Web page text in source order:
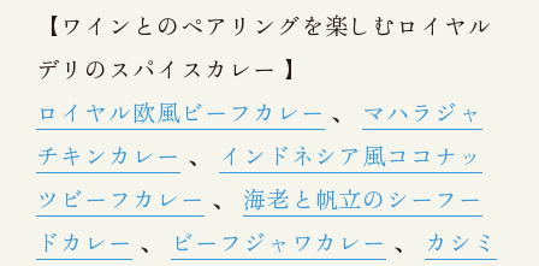
【ワインとのペアリングを楽しむロイヤル
デリのスパイスカレー 】
ロイヤル欧風ビーフカレー 、 マハラジャ
チキンカレー 、
インドネシア風ココナッ
ツビーフカレー 、 海老と帆立のシーフー
ドカレー 、 ビーフジャワカレー 、 カシミ